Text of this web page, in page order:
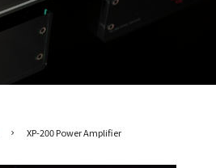
XP-200 Power Amplifier